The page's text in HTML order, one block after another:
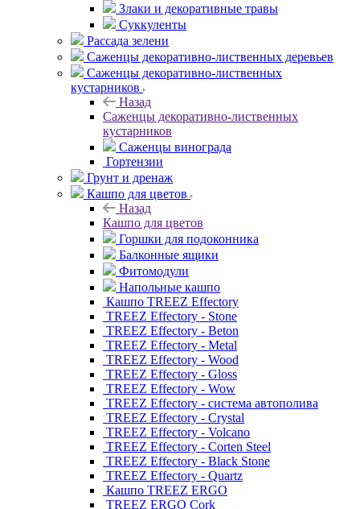
Злаки и декоративные травы
Суккуленты
Рассада зелени
Саженцы декоративно-лиственных деревьев
Саженцы декоративно-лиственных
кустарников
Назад
Саженцы декоративно-лиственных
кустарников
Саженцы винограда
Гортензии
Грунт и дренаж
Кашпо для цветов
Назад
Кашпо для цветов
Горшки для подоконника
Балконные ящики
Фитомодули
Напольные кашпо
Кашпо TREEZ Effectory
TREEZ Effectory - Stone
TREEZ Effectory - Beton
TREEZ Effectory - Metal
TREEZ Effectory - Wood
TREEZ Effectory - Gloss
TREEZ Effectory - Wow
TREEZ Effectory - система автополива
TREEZ Effectory - Crystal
TREEZ Effectory - Volcano
TREEZ Effectory - Corten Steel
TREEZ Effectory - Black Stone
TREEZ Effectory - Quartz
Кашпо TREEZ ERGO
TREEZ ERGO Cork